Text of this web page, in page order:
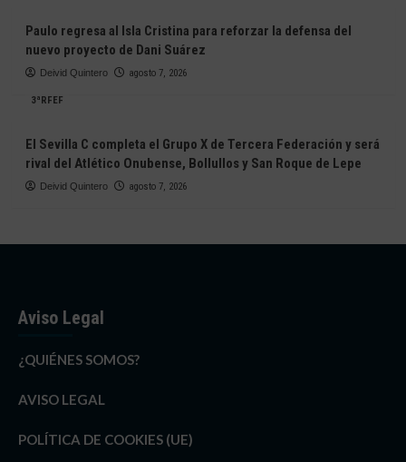
Paulo regresa al Isla Cristina para reforzar la defensa del
nuevo proyecto de Dani Suárez
Deivid Quintero agosto 7, 2026
3ªRFEF
El Sevilla C completa el Grupo X de Tercera Federación y será
rival del Atlético Onubense, Bollullos y San Roque de Lepe
Deivid Quintero agosto 7, 2026
Aviso Legal
¿QUIÉNES SOMOS?
AVISO LEGAL
POLÍTICA DE COOKIES (UE)